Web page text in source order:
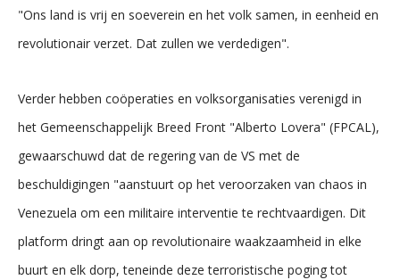
"Ons land is vrij en soeverein en het volk samen, in eenheid en
revolutionair verzet. Dat zullen we verdedigen".
Verder hebben coöperaties en volksorganisaties verenigd in
het Gemeenschappelijk Breed Front "Alberto Lovera" (FPCAL),
gewaarschuwd dat de regering van de VS met de
beschuldigingen "aanstuurt op het veroorzaken van chaos in
Venezuela om een militaire interventie te rechtvaardigen. Dit
platform dringt aan op revolutionaire waakzaamheid in elke
buurt en elk dorp, teneinde deze terroristische poging tot